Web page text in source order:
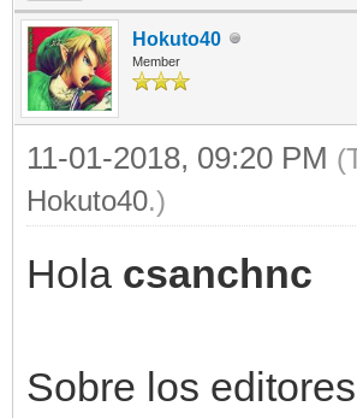
Hokuto40
Member
11-01-2018, 09:20 PM
Hokuto40.)
Hola csanchnc
Sobre los